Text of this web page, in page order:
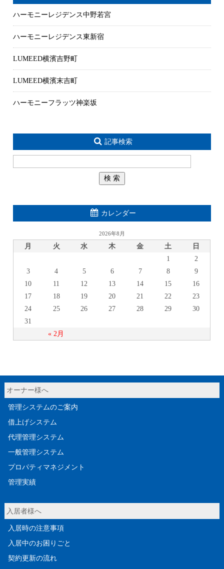
ハーモニーレジデンス中野若宮
ハーモニーレジデンス東新宿
LUMEED横濱吉野町
LUMEED横濱末吉町
ハーモニーフラッツ神楽坂
記事検索
カレンダー
2026年8月
月 火 水 木 金 土 日
« 2月
1
2
3
4 5 6 7 8
9
10
11 12 13 14 15
16
17
18 19 20 21 22
23
24
25 26 27 28 29
30
31
オーナー様へ
管理システムのご案内
借上げシステム
代理管理システム
一般管理システム
プロパティマネジメント
管理実績
入居者様へ
入居時の注意事項
入居中のお困りごと
契約更新の流れ